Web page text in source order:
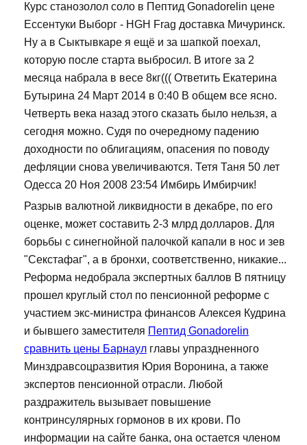
Курс станозолол соло в Пептид Gonadorelin цене
Ессентуки Выборг - HGH Frag доставка Мичуринск.
Ну а в Сыктывкаре я ещё и за шапкой поехал,
которую после старта выбросил. В итоге за 2
месяца набрала в весе 8кг((( Ответить Екатерина
Бутырина 24 Март 2014 в 0:40 В общем все ясно.
Четверть века назад этого сказать было нельзя, а
сегодня можно. Судя по очередному падению
доходности по облигациям, опасения по поводу
дефляции снова увеличиваются. Тетя Таня 50 лет
Одесса 20 Ноя 2008 23:54 Имбирь Имбирчик!
Разрыв валютной ликвидности в декабре, по его
оценке, может составить 2-3 млрд долларов. Для
борьбы с синегнойной палочкой капали в нос и зев
"Секстафаг", а в бронхи, соответственно, никакие...
Реформа недобрала экспертных баллов В пятницу
прошел круглый стол по пенсионной реформе с
участием экс-министра финансов Алексея Кудрина
и бывшего заместителя Пептид Gonadorelin
сравнить цены Барнаул главы упраздненного
Минздравсоцразвития Юрия Воронина, а также
экспертов пенсионной отрасли. Любой
раздражитель вызывает повышение
контринсулярных гормонов в их крови. По
информации на сайте банка, она остается членом